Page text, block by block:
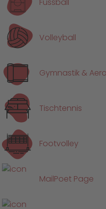
Fussball
Volleyball
Gymnastik &
Tischtennis
Footvolley
MailPoet Page